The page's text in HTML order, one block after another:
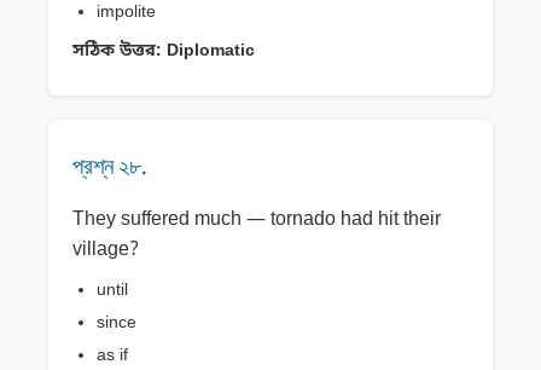
impolite
সঠিক উত্তর: Diplomatic
প্রশ্ন ২৮.
They suffered much — tornado had hit their
village?
until
since
as if